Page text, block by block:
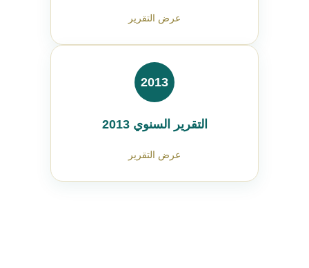
عرض التقرير
2013
التقرير السنوي 2013
عرض التقرير